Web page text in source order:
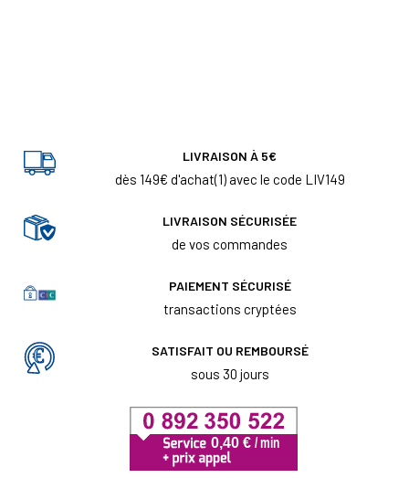
LIVRAISON À 5€
dès 149€ d'achat(1) avec le code LIV149
LIVRAISON SÉCURISÉE
de vos commandes
PAIEMENT SÉCURISÉ
transactions cryptées
SATISFAIT OU REMBOURSÉ
sous 30 jours